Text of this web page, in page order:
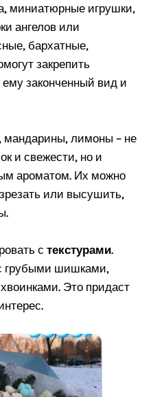
миниатюрные игрушки,
ангелов или
бархатные,
закрепить
законченный вид и
мандарины, лимоны – не
и свежести, но и
ароматом. Их можно
или высушить,
с текстурами.
грубыми шишками,
Это придаст